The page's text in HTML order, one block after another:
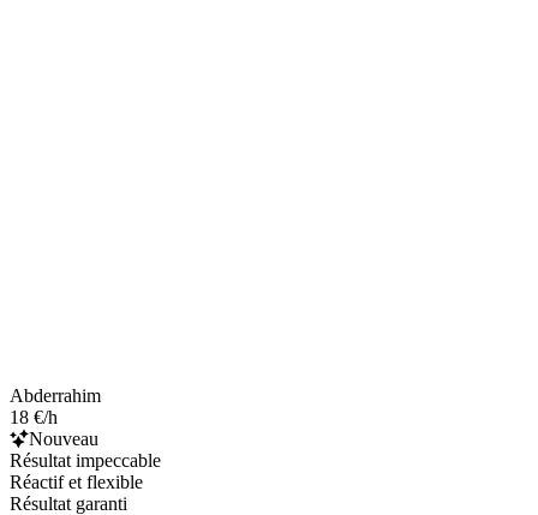
Abderrahim
18 €/h
Nouveau
Résultat impeccable
Réactif et flexible
Résultat garanti